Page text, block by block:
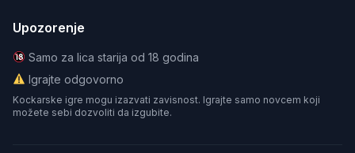
Upozorenje
Samo za lica starija od 18 godina
Igrajte odgovorno
Kockarske igre mogu izazvati zavisnost. Igrajte samo novcem koji
možete sebi dozvoliti da izgubite.